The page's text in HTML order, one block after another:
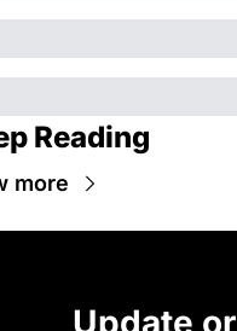
Reading
more
Update or